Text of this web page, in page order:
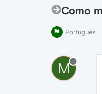
Como
Português
M